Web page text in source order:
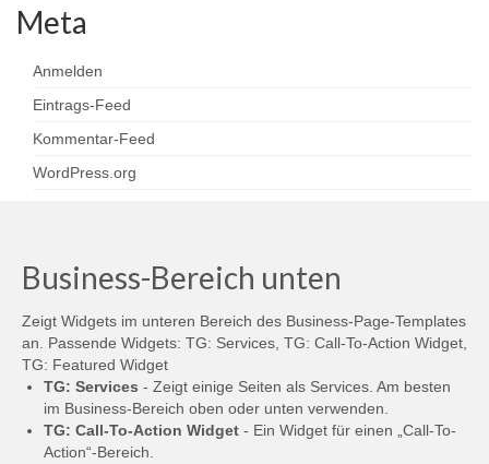
Meta
Anmelden
Eintrags-Feed
Kommentar-Feed
WordPress.org
Business-Bereich unten
Zeigt Widgets im unteren Bereich des Business-Page-Templates
an. Passende Widgets: TG: Services, TG: Call-To-Action Widget,
TG: Featured Widget
TG: Services - Zeigt einige Seiten als Services. Am besten
im Business-Bereich oben oder unten verwenden.
TG: Call-To-Action Widget - Ein Widget für einen „Call-To-
Action“-Bereich.